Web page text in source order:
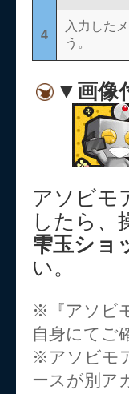
4
入力した
う。
▼画像
アソビモ
したら、
雫玉ショ
い。
※『アソビ
自身にてご
※アソビモ
ースが別ア